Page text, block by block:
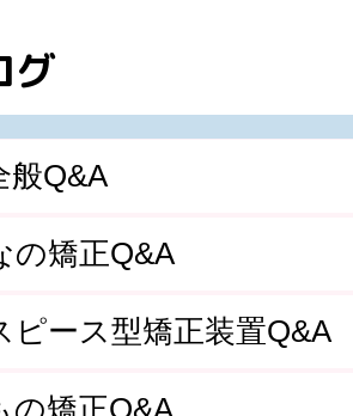
グ
般Q&A
の矯正Q&A
ピース型矯正装置Q&A
の矯正Q&A